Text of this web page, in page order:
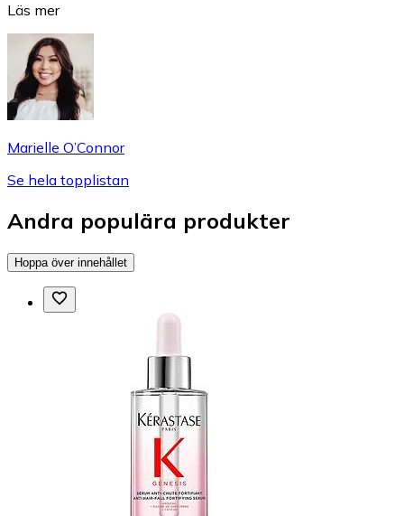
Läs mer
Marielle O’Connor
Se hela topplistan
Andra populära produkter
Hoppa över innehållet